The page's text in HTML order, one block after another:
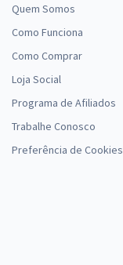
Quem Somos
Como Funciona
Como Comprar
Loja Social
Programa de Afiliados
Trabalhe Conosco
Preferência de Cookies